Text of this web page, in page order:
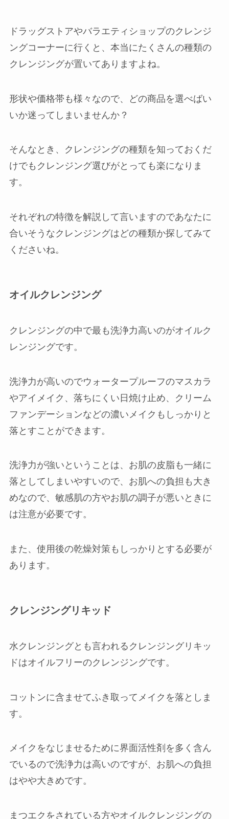
ドラッグストアやバラエティショップのクレンジ
ングコーナーに行くと、本当にたくさんの種類の
クレンジングが置いてありますよね。
形状や価格帯も様々なので、どの商品を選べばい
いか迷ってしまいませんか？
そんなとき、クレンジングの種類を知っておくだ
けでもクレンジング選びがとっても楽になりま
す。
それぞれの特徴を解説して言いますのであなたに
合いそうなクレンジングはどの種類か探してみて
くださいね。
オイルクレンジング
クレンジングの中で最も洗浄力高いのがオイルク
レンジングです。
洗浄力が高いのでウォータープルーフのマスカラ
やアイメイク、落ちにくい日焼け止め、クリーム
ファンデーションなどの濃いメイクもしっかりと
落とすことができます。
洗浄力が強いということは、お肌の皮脂も一緒に
落としてしまいやすいので、お肌への負担も大き
めなので、敏感肌の方やお肌の調子が悪いときに
は注意が必要です。
また、使用後の乾燥対策もしっかりとする必要が
あります。
クレンジングリキッド
水クレンジングとも言われるクレンジングリキッ
ドはオイルフリーのクレンジングです。
コットンに含ませてふき取ってメイクを落としま
す。
メイクをなじませるために界面活性剤を多く含ん
でいるので洗浄力は高いのですが、お肌への負担
はやや大きめです。
まつエクをされている方やオイルクレンジングの